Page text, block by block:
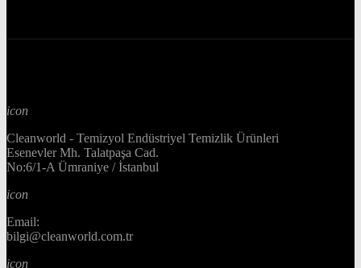
icon
Cleanworld - Temizyol Endüstriyel Temizlik Ürünleri
Esenevler Mh. Talatpaşa Cad.
No:6/1-A Ümraniye / İstanbul
icon
Email:
bilgi@cleanworld.com.tr
icon